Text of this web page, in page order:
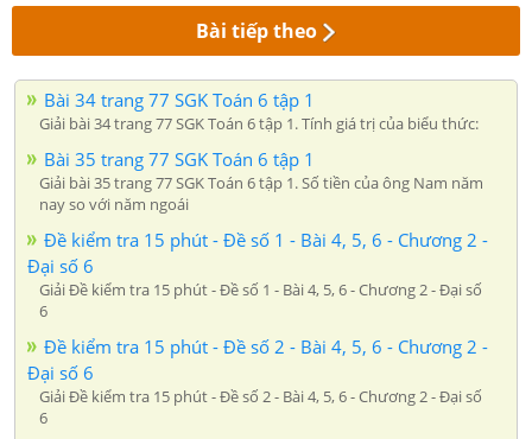
Bài tiếp theo
Bài 34 trang 77 SGK Toán 6 tập 1
Giải bài 34 trang 77 SGK Toán 6 tập 1. Tính giá trị của biểu thức:
Bài 35 trang 77 SGK Toán 6 tập 1
Giải bài 35 trang 77 SGK Toán 6 tập 1. Số tiền của ông Nam năm
nay so với năm ngoái
Đề kiểm tra 15 phút - Đề số 1 - Bài 4, 5, 6 - Chương 2 -
Đại số 6
Giải Đề kiểm tra 15 phút - Đề số 1 - Bài 4, 5, 6 - Chương 2 - Đại số
6
Đề kiểm tra 15 phút - Đề số 2 - Bài 4, 5, 6 - Chương 2 -
Đại số 6
Giải Đề kiểm tra 15 phút - Đề số 2 - Bài 4, 5, 6 - Chương 2 - Đại số
6